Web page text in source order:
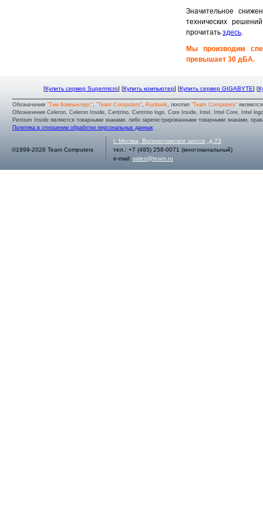
Значительное
технических
прочитать здесь.
Мы производим
превышает 30 дБА.
[Купить сервер Supermicro] [Купить компьютер] [Купить сервер GIGABYTE] [
Обозначения "Тим Компьютерс", "Team Computers", Runbook, логотип "Team Computers"
Обозначения Celeron, Celeron Inside, Centrino, Centrino logo, Core Inside, Intel, Intel Core, Intel
Pentium Inside являются товарными знаками, либо зарегистрированными товарными знаками,
Политика в отношении обработки персональных данных
©1999-2026 Team Computers
г. Москва
Волоколамское шоссе, д.73
тел.: +7 (495) 258-0071 (многоканальный)
e-mail: sales@team.ru